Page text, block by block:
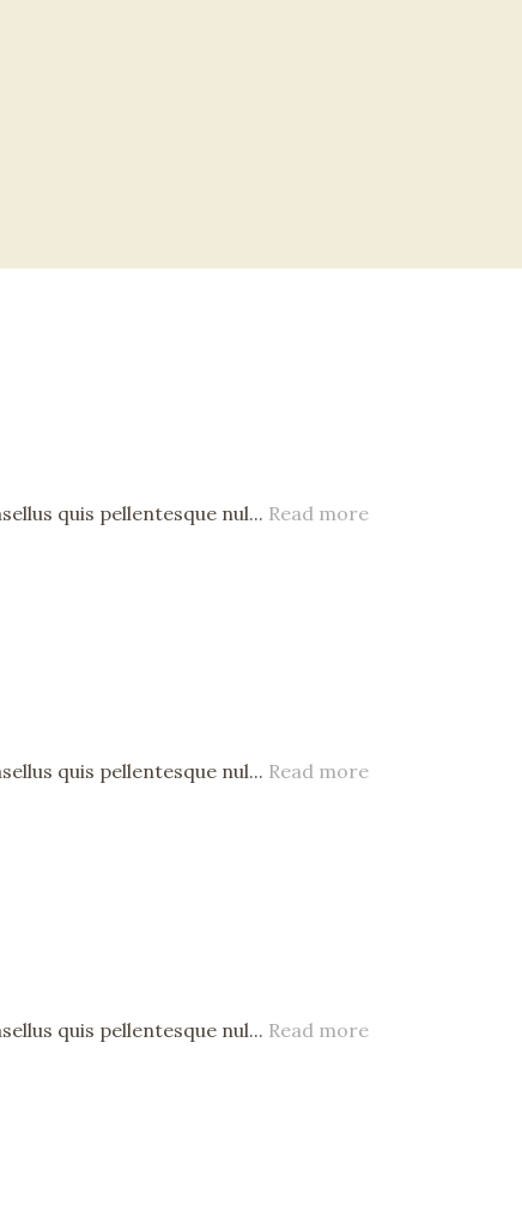
quis pellentesque nul... Read more
quis pellentesque nul... Read more
quis pellentesque nul... Read more